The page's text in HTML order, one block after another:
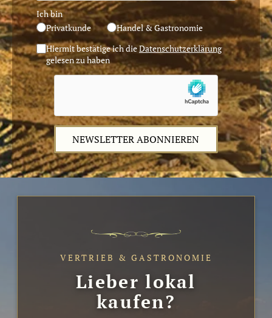
Ich bin
Privatkunde
Handel & Gastronomie
Hiermit bestätige ich dieDatenschutzerklärung
gelesen zu haben
NEWSLETTER ABONNIEREN
VERTRIEB & GASTRONOMIE
Lieber lokal
kaufen?